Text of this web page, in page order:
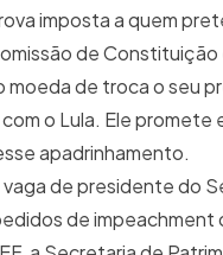
imposta a quem
de
de troca o seu
o Lula. Ele
apadrinhamento.
de presidente do
de impeachment